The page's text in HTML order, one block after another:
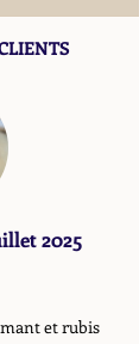
2025
et rubis